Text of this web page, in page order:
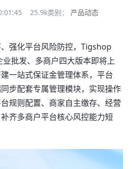
25.9k类别： 产品动态
强化平台风险防控，Tigshop
业批发、多商户四大版本即将上
一站式保证金管理体系，平台
步配套专属管理模块，实现操作
规则配置、商家自主缴存、经营
齐多商户平台核心风控能力短